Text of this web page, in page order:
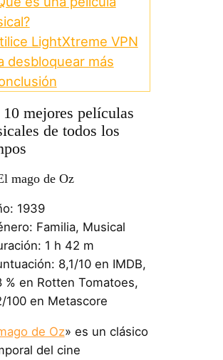
LightXtreme VPN
desbloquear más
10 mejores películas
de todos los
mago de Oz
1939
Familia, Musical
1 h 42 m
8,1/10 en IMDB,
% en Rotten Tomatoes,
100 en Metascore
de Oz» es un clásico
del cine